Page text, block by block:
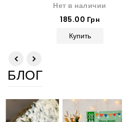
Нет в наличии
185.00 Грн
Купить
БЛОГ